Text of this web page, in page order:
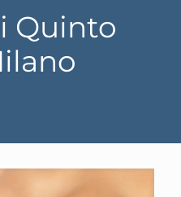
Quinto